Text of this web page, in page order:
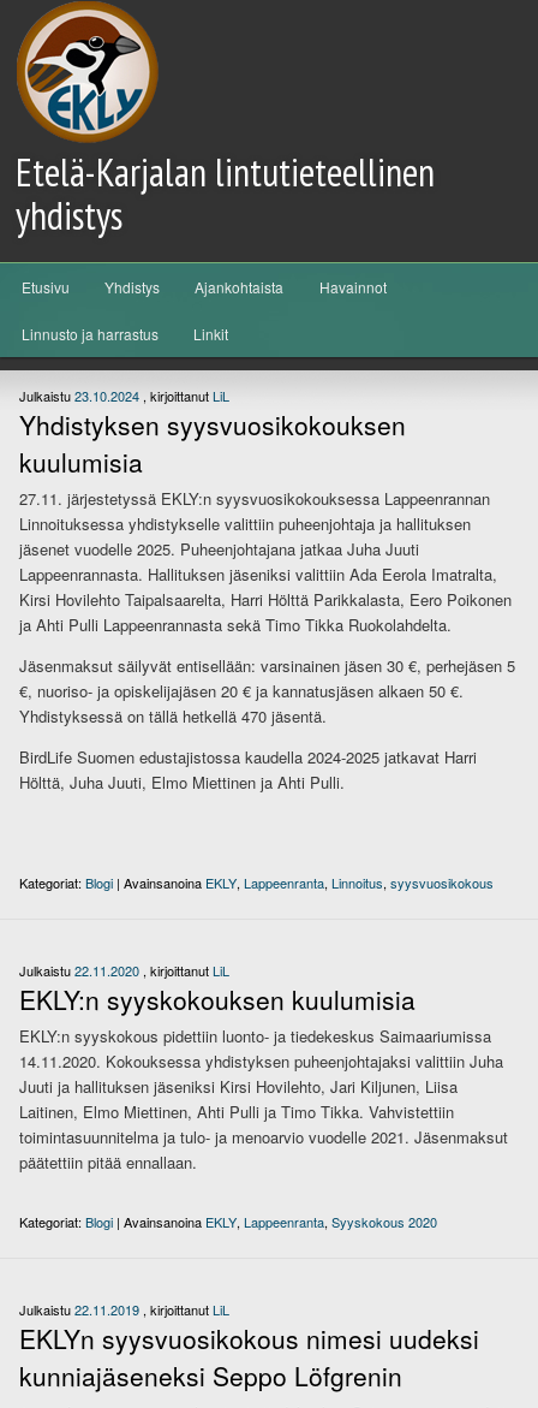
Etelä-Karjalan lintutieteellinen
yhdistys
Siirry sisältöön
Siirry toissijaiseen sisältöön
Etusivu Yhdistys Ajankohtaista Havainnot
Linnusto ja harrastus Linkit
Julkaistu23.10.2024 , kirjoittanutLiL
Yhdistyksen syysvuosikokouksen
kuulumisia
27.11. järjestetyssä EKLY:n syysvuosikokouksessa Lappeenrannan
Linnoituksessa yhdistykselle valittiin puheenjohtaja ja hallituksen
jäsenet vuodelle 2025. Puheenjohtajana jatkaa Juha Juuti
Lappeenrannasta. Hallituksen jäseniksi valittiin Ada Eerola Imatralta,
Kirsi Hovilehto Taipalsaarelta, Harri Hölttä Parikkalasta, Eero Poikonen
ja Ahti Pulli Lappeenrannasta sekä Timo Tikka Ruokolahdelta.
Jäsenmaksut säilyvät entisellään: varsinainen jäsen 30 €, perhejäsen 5
€, nuoriso- ja opiskelijajäsen 20 € ja kannatusjäsen alkaen 50 €.
Yhdistyksessä on tällä hetkellä 470 jäsentä.
BirdLife Suomen edustajistossa kaudella 2024-2025 jatkavat Harri
Hölttä, Juha Juuti, Elmo Miettinen ja Ahti Pulli.
Kategoriat: Blogi | Avainsanoina EKLY, Lappeenranta, Linnoitus, syysvuosikokous
Julkaistu22.11.2020 , kirjoittanutLiL
EKLY:n syyskokouksen kuulumisia
EKLY:n syyskokous pidettiin luonto- ja tiedekeskus Saimaariumissa
14.11.2020. Kokouksessa yhdistyksen puheenjohtajaksi valittiin Juha
Juuti ja hallituksen jäseniksi Kirsi Hovilehto, Jari Kiljunen, Liisa
Laitinen, Elmo Miettinen, Ahti Pulli ja Timo Tikka. Vahvistettiin
toimintasuunnitelma ja tulo- ja menoarvio vuodelle 2021. Jäsenmaksut
päätettiin pitää ennallaan.
Kategoriat: Blogi | Avainsanoina EKLY, Lappeenranta, Syyskokous 2020
Julkaistu22.11.2019 , kirjoittanutLiL
EKLYn syysvuosikokous nimesi uudeksi
kunniajäseneksi Seppo Löfgrenin